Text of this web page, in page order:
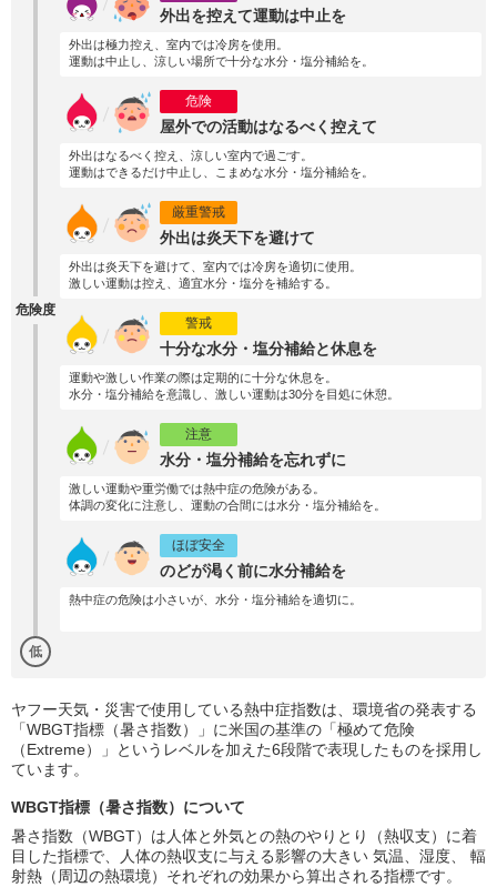
危険度
低
外出を控えて運動は中止を
外出は極力控え、室内では冷房を使用。
運動は中止し、涼しい場所で十分な水分・塩分補給を。
危険
屋外での活動はなるべく控えて
外出はなるべく控え、涼しい室内で過ごす。
運動はできるだけ中止し、こまめな水分・塩分補給を。
厳重警戒
外出は炎天下を避けて
外出は炎天下を避けて、室内では冷房を適切に使用。
激しい運動は控え、適宜水分・塩分を補給する。
警戒
十分な水分・塩分補給と休息を
運動や激しい作業の際は定期的に十分な休息を。
水分・塩分補給を意識し、激しい運動は30分を目処に休憩。
注意
水分・塩分補給を忘れずに
激しい運動や重労働では熱中症の危険がある。
体調の変化に注意し、運動の合間には水分・塩分補給を。
ほぼ安全
のどが渇く前に水分補給を
熱中症の危険は小さいが、水分・塩分補給を適切に。
ヤフー天気・災害で使用している熱中症指数は、環境省の発表する
「WBGT指標（暑さ指数）」に米国の基準の「極めて危険
（Extreme）」というレベルを加えた6段階で表現したものを採用し
ています。
WBGT指標（暑さ指数）について
暑さ指数（WBGT）は人体と外気との熱のやりとり（熱収支）に着
目した指標で、人体の熱収支に与える影響の大きい 気温、湿度、 輻
射熱（周辺の熱環境）それぞれの効果から算出される指標です。